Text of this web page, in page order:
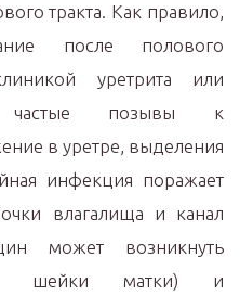
тракта. Как правило,
после полового
уретрита или
частые позывы к
в уретре, выделения
инфекция поражает
влагалища и канал
может возникнуть
шейки матки) и